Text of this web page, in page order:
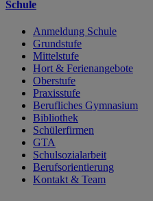
Schule
Anmeldung Schule
Grundstufe
Mittelstufe
Hort & Ferienangebote
Oberstufe
Praxisstufe
Berufliches Gymnasium
Bibliothek
Schülerfirmen
GTA
Schulsozialarbeit
Berufsorientierung
Kontakt & Team